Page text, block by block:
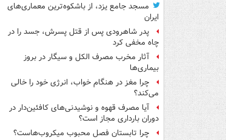
مسجد جامع یزد، از باشکوه‌ترین معماری‌های
ایران
پدر شاهرودی پس از قتل پسرش، جسد را در
چاه مخفی کرد
آثار مخرب مصرف الکل و سیگار در بروز
بیماری‌ها
چرا مغز در هنگام خواب، انرژی خود را خالی
می‌کند؟
آیا مصرف قهوه و نوشیدنی‌های کافئین‌دار در
دوران بارداری مجاز است؟
چرا تابستان فصل محبوب میکروب‌هاست؟